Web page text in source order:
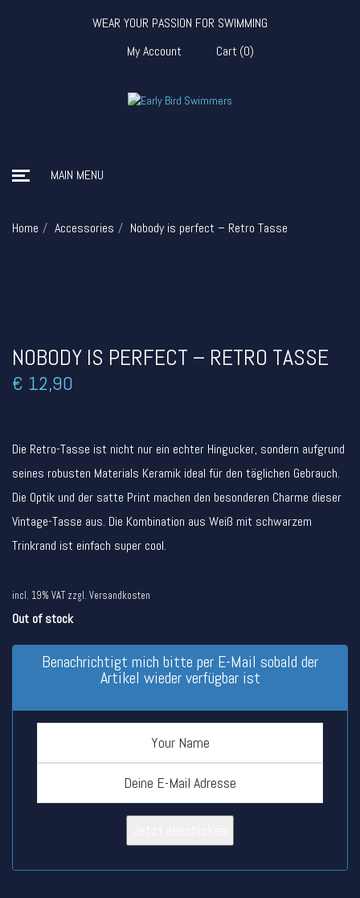
WEAR YOUR PASSION FOR SWIMMING
My Account
Cart (0)
MAIN MENU
Home Accessories Nobody is perfect – Retro Tasse
NOBODY IS PERFECT – RETRO TASSE
€ 12,90
Die Retro-Tasse ist nicht nur ein echter Hingucker, sondern aufgrund
seines robusten Materials Keramik ideal für den täglichen Gebrauch.
Die Optik und der satte Print machen den besonderen Charme dieser
Vintage-Tasse aus. Die Kombination aus Weiß mit schwarzem
Trinkrand ist einfach super cool.
incl. 19% VAT zzgl. Versandkosten
Out of stock
Benachrichtigt mich bitte per E-Mail sobald der
Artikel wieder verfügbar ist